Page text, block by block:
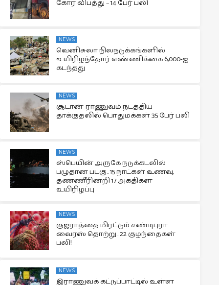
கோர விபத்து – 14 பேர் பலி
NEWS
வெனிசுலா நிலநடுக்கங்களில்
உயிரிழந்தோர் எண்ணிக்கை 6,000-ஐ
கடந்தது
NEWS
சூடான்: ராணுவம் நடத்திய
தாக்குதலில் பொதுமக்கள் 35 பேர் பலி
NEWS
ஸ்பெயின் அருகே நடுக்கடலில்
பழுதான படகு.. 15 நாட்கள் உணவு,
தண்ணீரின்றி 17 அகதிகள்
உயிரிழப்பு
NEWS
குஜராத்தை மிரட்டும் சண்டிபுரா
வைரஸ் தொற்று.. 22 குழந்தைகள்
பலி!
NEWS
இராணுவக் கட்டுப்பாட்டில் உள்ள